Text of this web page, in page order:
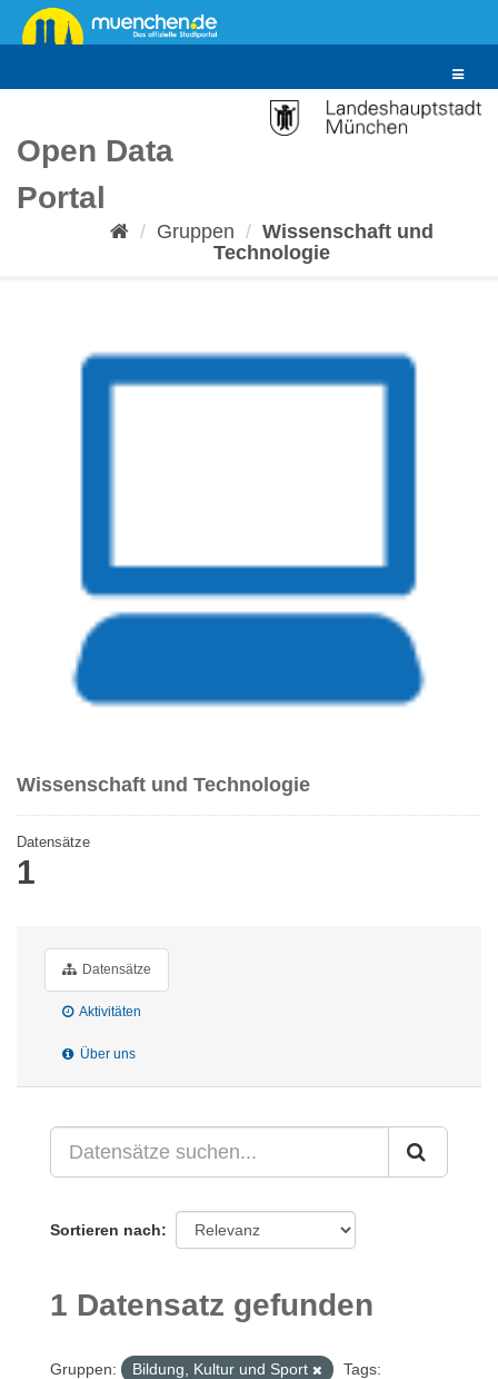
Überspringen
zum
Toggle
Open Data
Portal
Gruppen
Wissenschaft und
Technologie
Wissenschaft und Technologie
Datensätze
1
Datensätze
Aktivitäten
Über uns
Sortieren nach
1 Datensatz gefunden
Gruppen: Bildung, Kultur und Sport
Tags: